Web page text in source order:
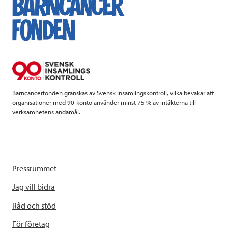
b
k
t
e
Barncancerfonden granskas av Svensk Insamlingskontroll, vilka bevakar att
organisationer med 90-konto använder minst 75 % av intäkterna till
verksamhetens ändamål.
Pressrummet
Jag vill bidra
Råd och stöd
För företag